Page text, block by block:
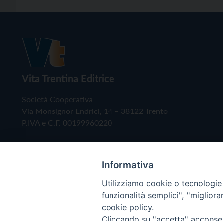
Vita Trentina Editrice
Società Cooperativa
Via Monsignor Endrici, 14 – 38122 Trento
P.IVA e C.F. 00199960220
Informativa
Utilizziamo cookie o
funzionalità semplici",
cookie policy.